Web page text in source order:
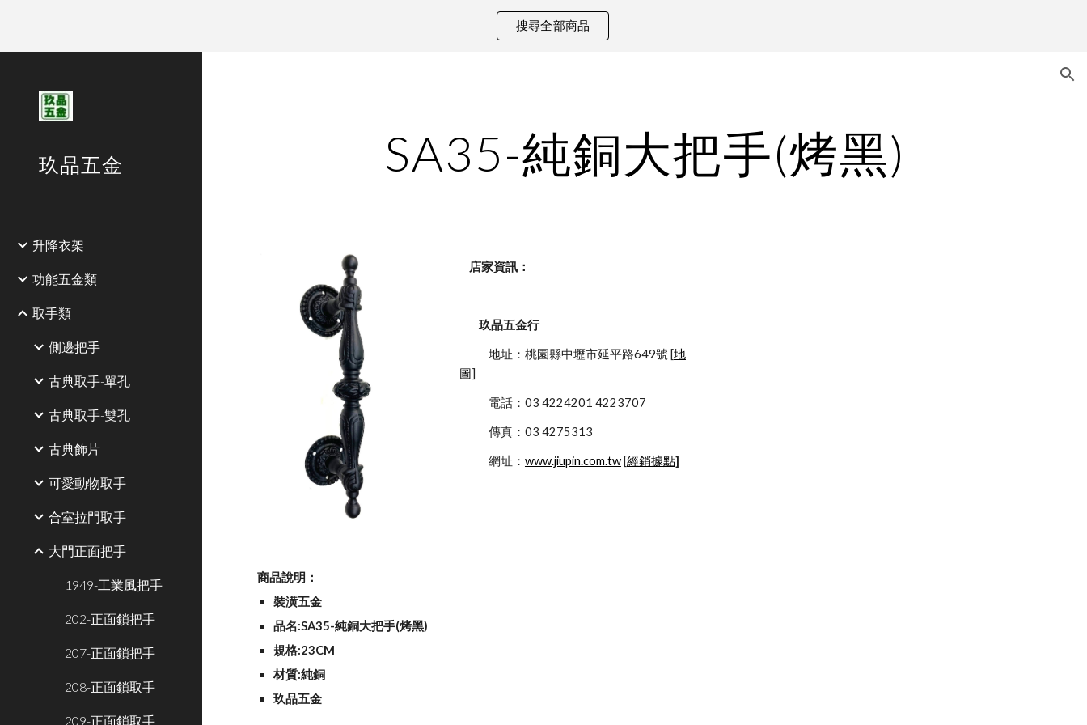
搜尋全部商品
玖品五金
升降衣架
功能五金類
取手類
側邊把手
古典取手-單孔
古典取手-雙孔
古典飾片
可愛動物取手
合室拉門取手
大門正面把手
1949-工業風把手
202-正面鎖把手
207-正面鎖把手
208-正面鎖取手
209-正面鎖取手
SA35-純銅大把手(烤黑)
    店家資訊：
玖品五金行
            地址：桃園縣中壢市延平路649號 [
地
圖]
            電話：03 4224201 4223707
            傳真：03 4275313
            網址：
www.jiupin.com.tw [經銷據點]
商品說明：
裝潢五金
品名:SA35-純銅大把手(烤黑)
規格:23CM
材質:純銅
玖品五金